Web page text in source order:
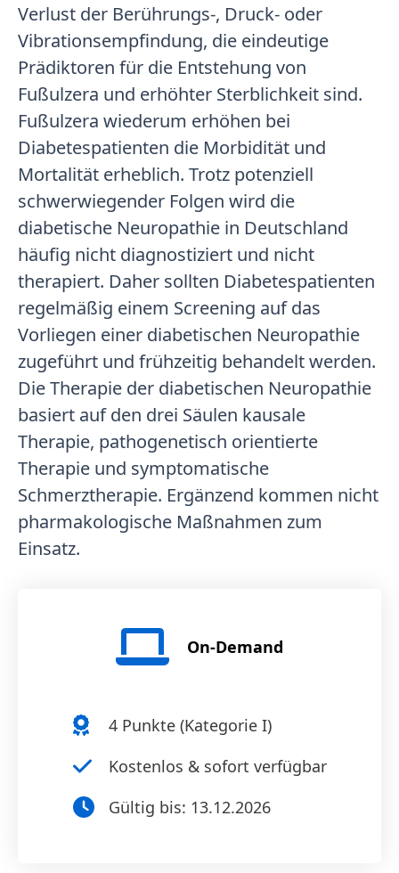
Verlust der Berührungs-, Druck- oder
Vibrationsempfindung, die eindeutige
Prädiktoren für die Entstehung von
Fußulzera und erhöhter Sterblichkeit sind.
Fußulzera wiederum erhöhen bei
Diabetespatienten die Morbidität und
Mortalität erheblich. Trotz potenziell
schwerwiegender Folgen wird die
diabetische Neuropathie in Deutschland
häufig nicht diagnostiziert und nicht
therapiert. Daher sollten Diabetespatienten
regelmäßig einem Screening auf das
Vorliegen einer diabetischen Neuropathie
zugeführt und frühzeitig behandelt werden.
Die Therapie der diabetischen Neuropathie
basiert auf den drei Säulen kausale
Therapie, pathogenetisch orientierte
Therapie und symptomatische
Schmerztherapie. Ergänzend kommen nicht
pharmakologische Maßnahmen zum
Einsatz.
On-Demand
4Punkte (Kategorie I)
Kostenlos & sofort verfügbar
Gültig bis: 13.12.2026